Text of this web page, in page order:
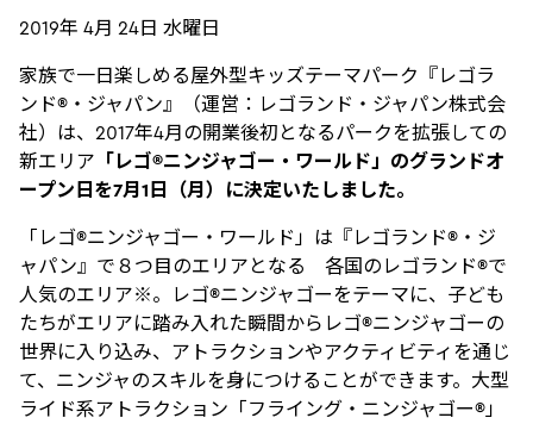
2019年 4月 24日 水曜日
家族で一日楽しめる屋外型キッズテーマパーク『レゴラ
ンド®・ジャパン』（運営：レゴランド・ジャパン株式会
社）は、2017年4月の開業後初となるパークを拡張しての
新エリア 「レゴ®ニンジャゴー・ワールド」のグランドオ
ープン日を7月1日（月）に決定いたしました。
「レゴ®ニンジャゴー・ワールド」は『レゴランド®・ジ
ャパン』で８つ目のエリアとなる 各国のレゴランド®で
人気のエリア※。レゴ®ニンジャゴーをテーマに、子ども
たちがエリアに踏み入れた瞬間からレゴ®ニンジャゴーの
世界に入り込み、アトラクションやアクティビティを通じ
て、ニンジャのスキルを身につけることができます。大型
ライド系アトラクション「フライング・ニンジャゴー®」